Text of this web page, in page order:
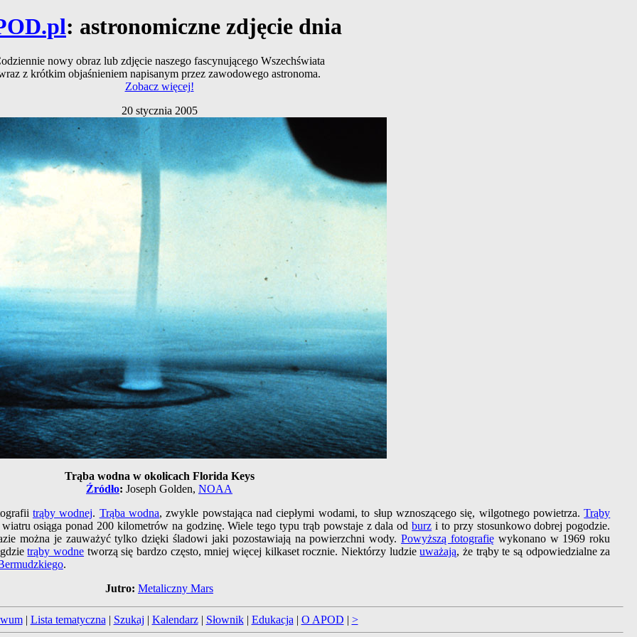
: astronomiczne zdjęcie dnia
nowy obraz lub zdjęcie naszego fascynującego Wszechświata
z krótkim objaśnieniem napisanym przez zawodowego astronoma.
Zobacz więcej!
20 stycznia 2005
Trąba wodna w okolicach Florida Keys
Źródło: Joseph Golden, NOAA
trąby wodnej. Trąba wodna, zwykle powstająca nad ciepłymi wodami, to słup wznoszącego się, wilgotnego powietrza.Trąby
osiąga ponad 200 kilometrów na godzinę. Wiele tego typu trąb powstaje z dala odburz i to przy stosunkowo dobrej pogodzie.
można je zauważyć tylko dzięki śladowi jaki pozostawiają na powierzchni wody.Powyższą fotografięwykonano w 1969 roku
trąby wodne tworzą się bardzo często, mniej więcej kilkaset rocznie. Niektórzy ludzieuważają, że trąby te są odpowiedzialne za
.
Jutro: Metaliczny Mars
| Lista tematyczna | Szukaj | Kalendarz| Słownik| Edukacja | O APOD | >